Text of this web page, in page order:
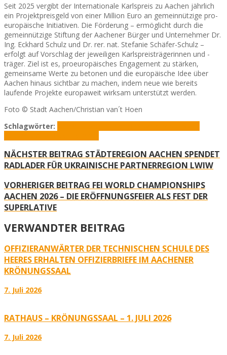
Seit 2025 vergibt der Internationale Karlspreis zu Aachen jährlich
ein Projektpreisgeld von einer Million Euro an gemeinnützige pro-
europäische Initiativen. Die Förderung – ermöglicht durch die
gemeinnützige Stiftung der Aachener Bürger und Unternehmer Dr.
Ing. Eckhard Schulz und Dr. rer. nat. Stefanie Schäfer-Schulz –
erfolgt auf Vorschlag der jeweiligen Karlspreisträgerinnen und -
träger. Ziel ist es, proeuropäisches Engagement zu stärken,
gemeinsame Werte zu betonen und die europäische Idee über
Aachen hinaus sichtbar zu machen, indem neue wie bereits
laufende Projekte europaweit wirksam unterstützt werden.
Foto © Stadt Aachen/Christian van´t Hoen
Schlagwörter:
NÄCHSTER BEITRAG STÄDTEREGION AACHEN SPENDET
RADLADER FÜR UKRAINISCHE PARTNERREGION LWIW
VORHERIGER BEITRAG FEI WORLD CHAMPIONSHIPS
AACHEN 2026 – DIE ERÖFFNUNGSFEIER ALS FEST DER
SUPERLATIVE
VERWANDTER BEITRAG
OFFIZIERANWÄRTER DER TECHNISCHEN SCHULE DES
HEERES ERHALTEN OFFIZIERBRIEFE IM AACHENER
KRÖNUNGSSAAL
7. Juli 2026
RATHAUS – KRÖNUNGSSAAL – 1. JULI 2026
7. Juli 2026